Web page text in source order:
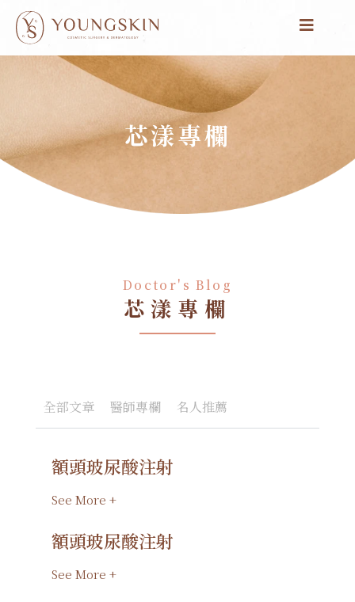
芯漾專欄
Doctor's Blog
芯漾專欄
全部文章 醫師專欄 名人推薦
額頭玻尿酸注射
See More +
額頭玻尿酸注射
See More +
頁 頁